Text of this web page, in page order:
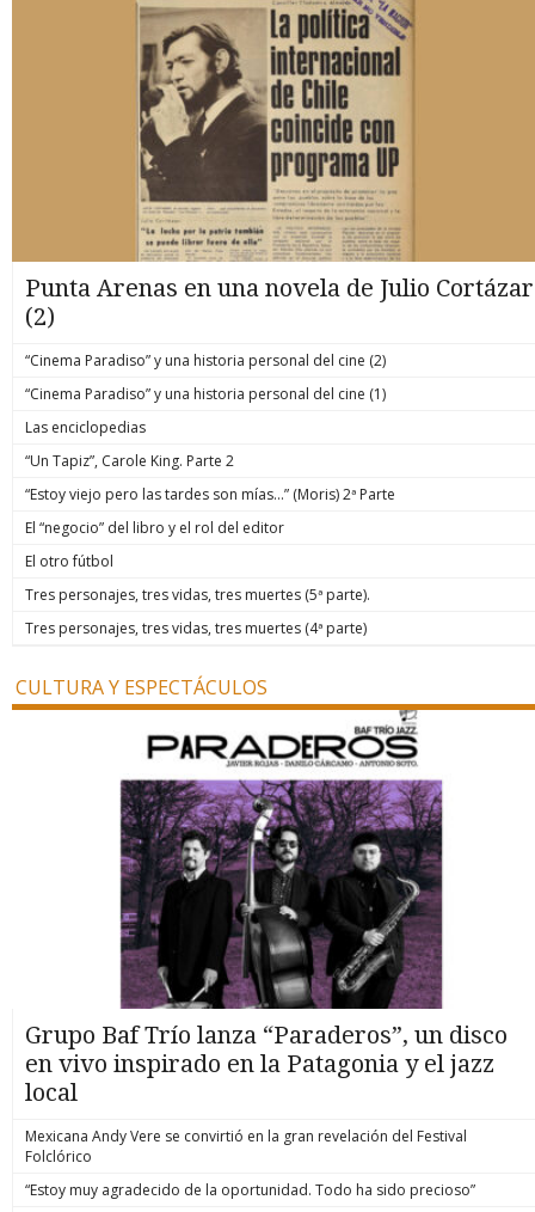
Punta Arenas en una novela de Julio Cortázar
(2)
“Cinema Paradiso” y una historia personal del cine (2)
“Cinema Paradiso” y una historia personal del cine (1)
Las enciclopedias
“Un Tapiz”, Carole King. Parte 2
“Estoy viejo pero las tardes son mías…” (Moris) 2ª Parte
El “negocio” del libro y el rol del editor
El otro fútbol
Tres personajes, tres vidas, tres muertes (5ª parte).
Tres personajes, tres vidas, tres muertes (4ª parte)
CULTURA Y ESPECTÁCULOS
Grupo Baf Trío lanza “Paraderos”, un disco
en vivo inspirado en la Patagonia y el jazz
local
Mexicana Andy Vere se convirtió en la gran revelación del Festival
Folclórico
“Estoy muy agradecido de la oportunidad. Todo ha sido precioso”